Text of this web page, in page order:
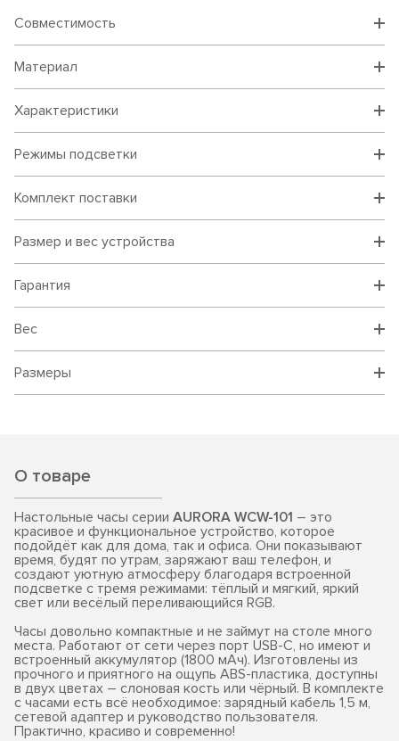
Совместимость
Материал
Характеристики
Режимы подсветки
Комплект поставки
Размер и вес устройства
Гарантия
Вес
Размеры
О товаре
Настольные часы серии AURORA WCW-101 – это
красивое и функциональное устройство, которое
подойдёт как для дома, так и офиса. Они показывают
время, будят по утрам, заряжают ваш телефон, и
создают уютную атмосферу благодаря встроенной
подсветке с тремя режимами: тёплый и мягкий, яркий
свет или весёлый переливающийся RGB.
Часы довольно компактные и не займут на столе много
места. Работают от сети через порт USB-C, но имеют и
встроенный аккумулятор (1800 мАч). Изготовлены из
прочного и приятного на ощупь ABS-пластика, доступны
в двух цветах – слоновая кость или чёрный. В комплекте
с часами есть всё необходимое: зарядный кабель 1,5 м,
сетевой адаптер и руководство пользователя.
Практично, красиво и современно!